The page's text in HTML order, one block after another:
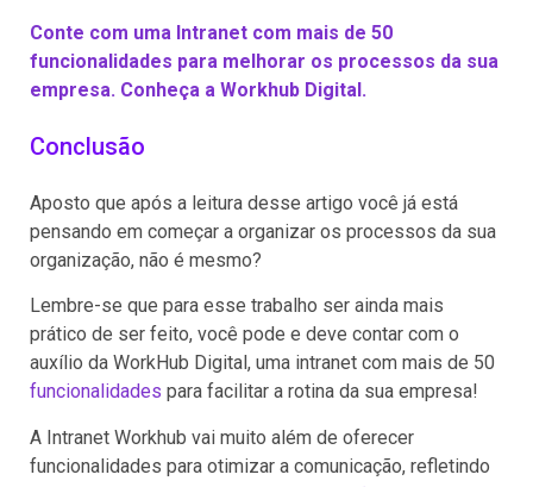
Conte com uma Intranet com mais de 50
funcionalidades para melhorar os processos da sua
empresa. Conheça a Workhub Digital.
Conclusão
Aposto que após a leitura desse artigo você já está
pensando em começar a organizar os processos da sua
organização, não é mesmo?
Lembre-se que para esse trabalho ser ainda mais
prático de ser feito, você pode e deve contar com o
auxílio da WorkHub Digital, uma intranet com mais de 50
funcionalidades para facilitar a rotina da sua empresa!
A Intranet Workhub vai muito além de oferecer
funcionalidades para otimizar a comunicação, refletindo